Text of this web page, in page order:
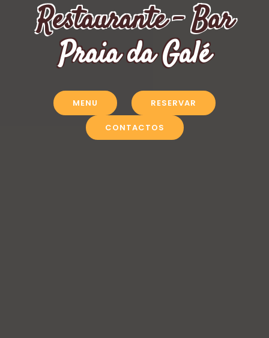
Restaurante - Bar
Praia da Galé
MENU RESERVAR
CONTACTOS